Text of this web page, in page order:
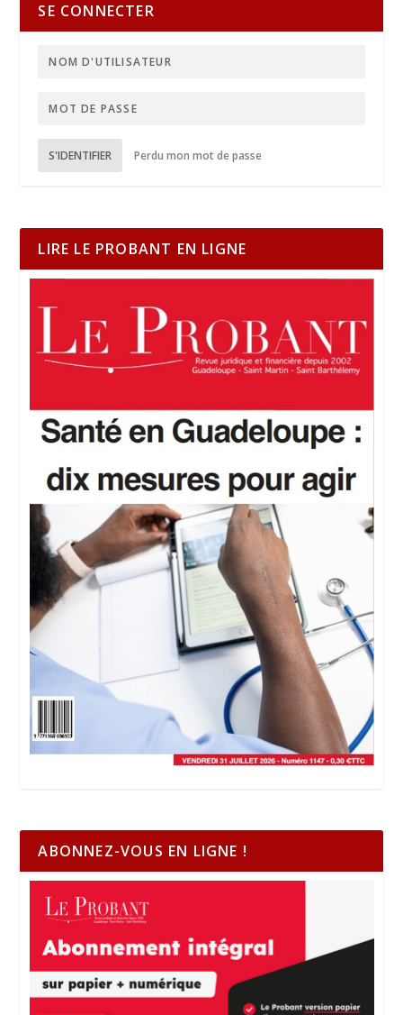
SE CONNECTER
S'IDENTIFIER Perdu mon mot de passe
LIRE LE PROBANT EN LIGNE
ABONNEZ-VOUS EN LIGNE !